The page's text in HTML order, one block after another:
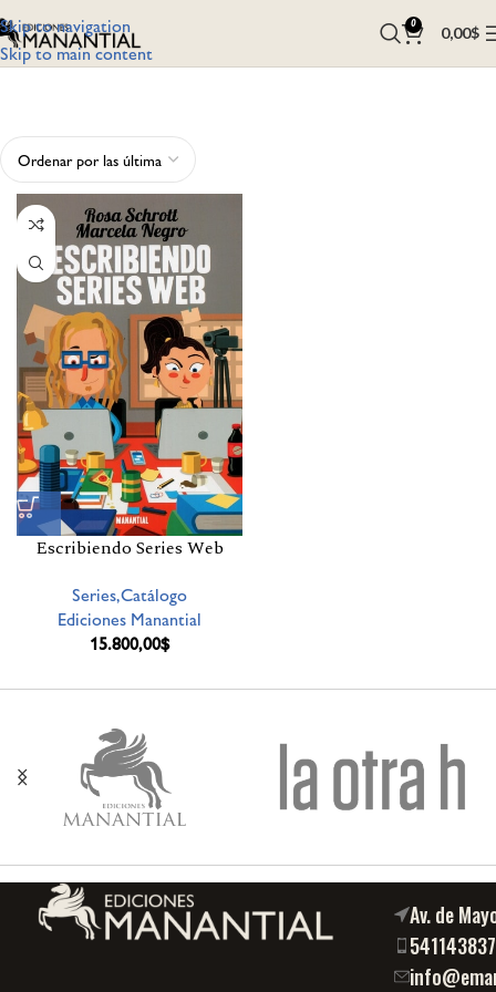
Skip to navigation
Skip to main content
0 0,00$
Escribiendo Series Web
Series,Catálogo
Ediciones Manantial
15.800,00$
Av. de